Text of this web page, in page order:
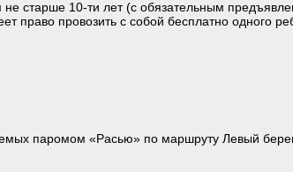
старше 10-ти лет (с обязательным
право провозить с собой бесплатно одного
паромом «Расью» по маршруту Левый